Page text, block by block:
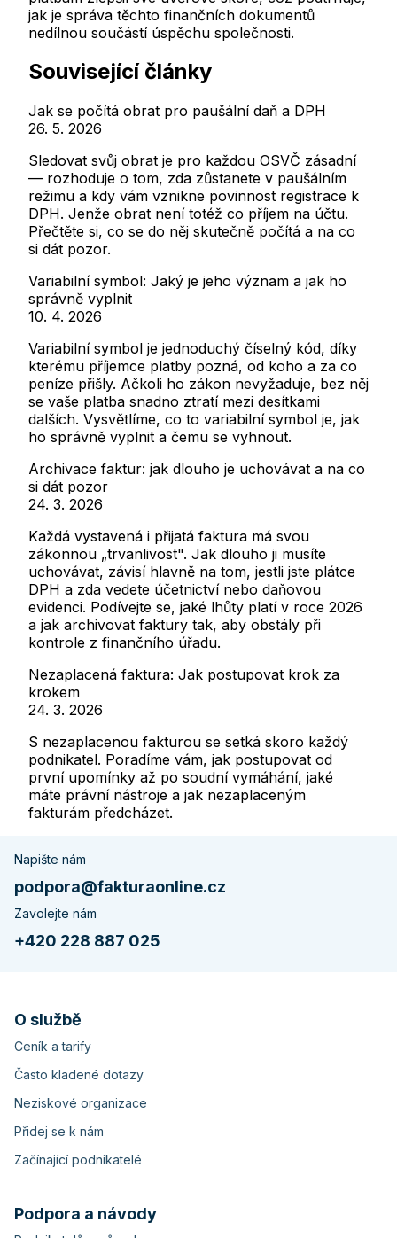
jak je správa těchto finančních dokumentů
nedílnou součástí úspěchu společnosti.
Související články
Jak se počítá obrat pro paušální daň a DPH
26. 5. 2026
Sledovat svůj obrat je pro každou OSVČ zásadní
— rozhoduje o tom, zda zůstanete v paušálním
režimu a kdy vám vznikne povinnost registrace k
DPH. Jenže obrat není totéž co příjem na účtu.
Přečtěte si, co se do něj skutečně počítá a na co
si dát pozor.
Variabilní symbol: Jaký je jeho význam a jak ho
správně vyplnit
10. 4. 2026
Variabilní symbol je jednoduchý číselný kód, díky
kterému příjemce platby pozná, od koho a za co
peníze přišly. Ačkoli ho zákon nevyžaduje, bez něj
se vaše platba snadno ztratí mezi desítkami
dalších. Vysvětlíme, co to variabilní symbol je, jak
ho správně vyplnit a čemu se vyhnout.
Archivace faktur: jak dlouho je uchovávat a na co
si dát pozor
24. 3. 2026
Každá vystavená i přijatá faktura má svou
zákonnou „trvanlivost". Jak dlouho ji musíte
uchovávat, závisí hlavně na tom, jestli jste plátce
DPH a zda vedete účetnictví nebo daňovou
evidenci. Podívejte se, jaké lhůty platí v roce 2026
a jak archivovat faktury tak, aby obstály při
kontrole z finančního úřadu.
Nezaplacená faktura: Jak postupovat krok za
krokem
24. 3. 2026
S nezaplacenou fakturou se setká skoro každý
podnikatel. Poradíme vám, jak postupovat od
první upomínky až po soudní vymáhání, jaké
máte právní nástroje a jak nezaplaceným
fakturám předcházet.
Napište nám
podpora@fakturaonline.cz
Zavolejte nám
+420 228 887 025
O službě
Ceník a tarify
Často kladené dotazy
Neziskové organizace
Přidej se k nám
Začínající podnikatelé
Podpora a návody